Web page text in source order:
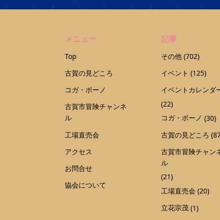
メニュー
Top
古賀の見どころ
コガ・ボーノ
古賀市冒険チャンネ
ル
工場直売会
アクセス
お問合せ
協会について
記事
その他 (702)
イベント (125)
イベントカレンダ
(22)
コガ・ボーノ (30)
古賀の見どころ
古賀市冒険チャン
ル
(21)
工場直売会 (20)
立花宗茂 (1)